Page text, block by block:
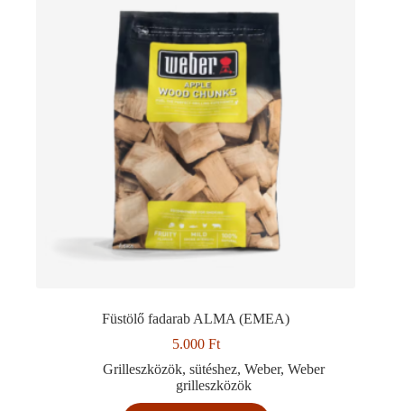
Füstölő fadarab ALMA (EMEA)
5.000 Ft
Grilleszközök,sütéshez,Weber,Weber
grilleszközök